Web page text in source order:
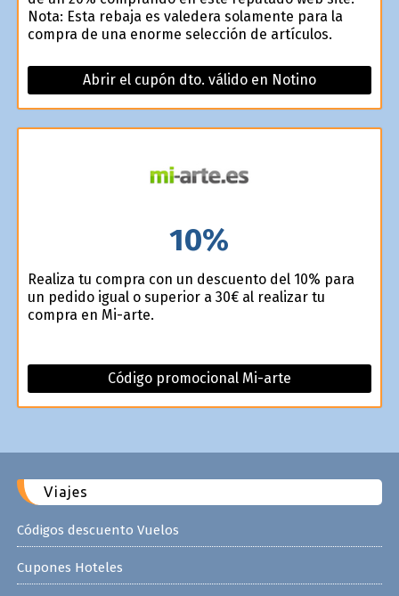
Nota: Esta rebaja es valedera solamente para la
compra de una enorme selección de artículos.
Abrir el cupón dto. válido en Notino
10%
Realiza tu compra con un descuento del 10% para
un pedido igual o superior a 30€ al realizar tu
compra en Mi-arte.
Código promocional Mi-arte
Viajes
Códigos descuento Vuelos
Cupones Hoteles